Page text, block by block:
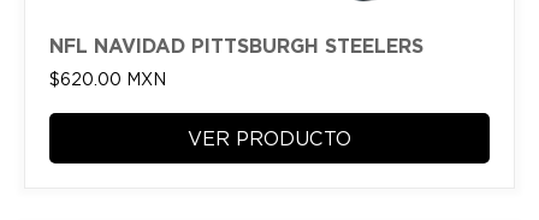
NFL NAVIDAD PITTSBURGH STEELERS
$620.00 MXN
VER PRODUCTO